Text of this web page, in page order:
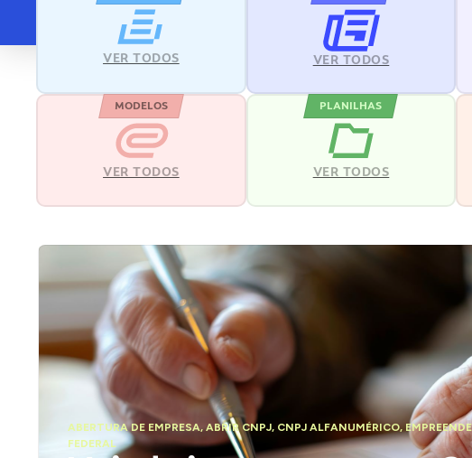
VER TODOS VER TODOS
MODELOS
VER TODOS
PLANILHAS
VER TODOS
ABERTURA DE EMPRESA,ABRIR CNPJ, CNPJ ALFANUMÉRICO,
FEDERAL